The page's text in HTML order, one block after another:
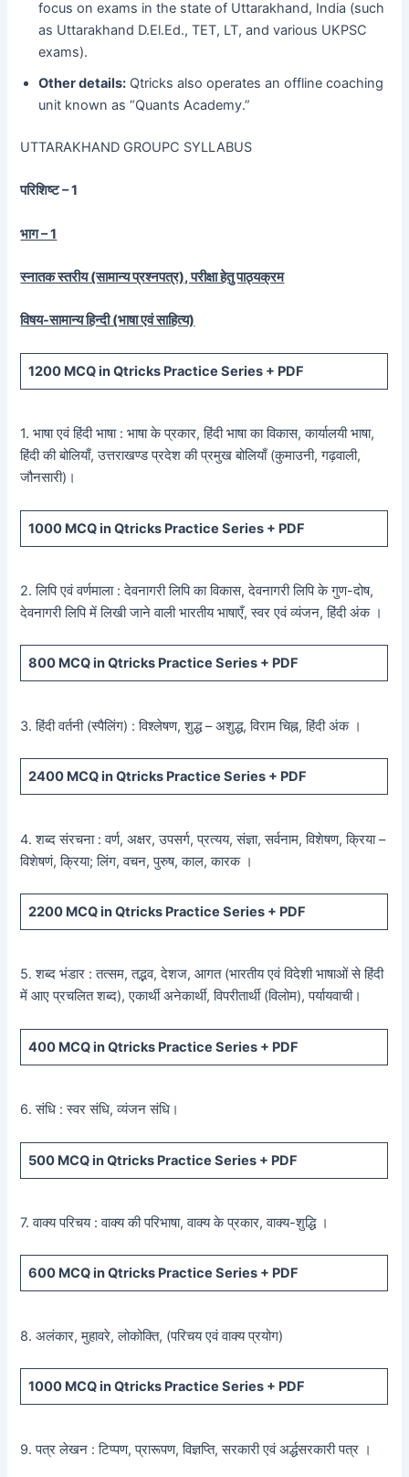
focus on exams in the state of Uttarakhand, India (such
as Uttarakhand D.El.Ed., TET, LT, and various UKPSC
exams).
Other details: Qtricks also operates an offline coaching
unit known as “Quants Academy.”
UTTARAKHAND GROUPC SYLLABUS
परिशिष्ट – 1
भाग – 1
स्नातक स्तरीय (सामान्य प्रश्नपत्र), परीक्षा हेतु पाठ्यक्रम
विषय-सामान्य हिन्दी (भाषा एवं साहित्य)
1200 MCQ in Qtricks Practice Series + PDF
1. भाषा एवं हिंदी भाषा : भाषा के प्रकार, हिंदी भाषा का विकास, कार्यालयी भाषा,
हिंदी की बोलियाँ, उत्तराखण्ड प्रदेश की प्रमुख बोलियाँ (कुमाउनी, गढ़वाली,
जौनसारी)।
1000 MCQ in Qtricks Practice Series + PDF
2. लिपि एवं वर्णमाला : देवनागरी लिपि का विकास, देवनागरी लिपि के गुण-दोष,
देवनागरी लिपि में लिखी जाने वाली भारतीय भाषाएँ, स्वर एवं व्यंजन, हिंदी अंक ।
800 MCQ in Qtricks Practice Series + PDF
3. हिंदी वर्तनी (स्पैलिंग) : विश्लेषण, शुद्ध – अशुद्ध, विराम चिह्न, हिंदी अंक ।
2400 MCQ in Qtricks Practice Series + PDF
4. शब्द संरचना : वर्ण, अक्षर, उपसर्ग, प्रत्यय, संज्ञा, सर्वनाम, विशेषण, क्रिया –
विशेषणं, क्रिया; लिंग, वचन, पुरुष, काल, कारक ।
2200 MCQ in Qtricks Practice Series + PDF
5. शब्द भंडार : तत्सम, तद्भव, देशज, आगत (भारतीय एवं विदेशी भाषाओं से हिंदी
में आए प्रचलित शब्द), एकार्थी अनेकार्थी, विपरीतार्थी (विलोम), पर्यायवाची।
400 MCQ in Qtricks Practice Series + PDF
6. संधि : स्वर संधि, व्यंजन संधि।
500 MCQ in Qtricks Practice Series + PDF
7. वाक्य परिचय : वाक्य की परिभाषा, वाक्य के प्रकार, वाक्य-शुद्धि ।
600 MCQ in Qtricks Practice Series + PDF
8. अलंकार, मुहावरे, लोकोक्ति, (परिचय एवं वाक्य प्रयोग)
1000 MCQin Qtricks Practice Series + PDF
9. पत्र लेखन : टिप्पण, प्रारूपण, विज्ञप्ति, सरकारी एवं अर्द्धसरकारी पत्र ।